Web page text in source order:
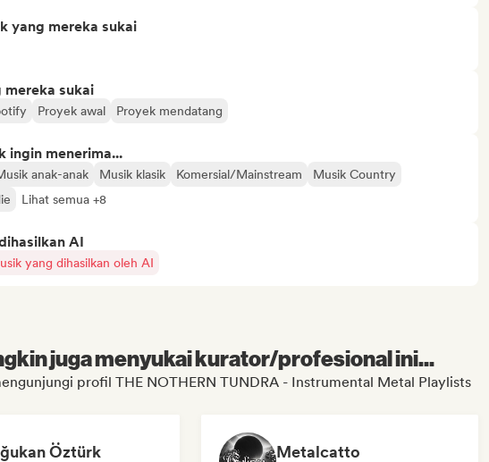
yang mereka sukai
sukai
Proyek awal Proyek mendatang
ingin menerima...
anak-anak Musik klasik Komersial/Mainstream
Musik Country
Lihat semua +8
AI
yang dihasilkan oleh AI
juga menyukai kurator/profesional ini...
profil THE NOTHERN TUNDRA - Instrumental Metal Playlists
Öztürk Metalcatto